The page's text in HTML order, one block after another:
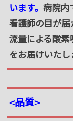
います。 病院内
看護師の目が
流量による酸素
をお届けいたし
<品質>